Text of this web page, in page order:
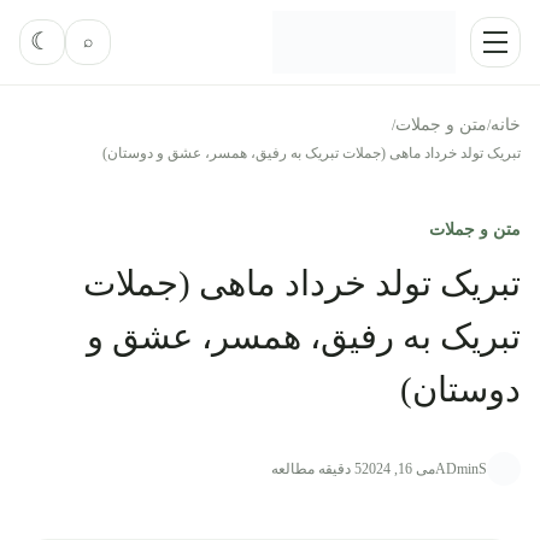
پرش به محتوا
منو
⌕
☾
خانه/متن و جملات/
تبریک تولد خرداد ماهی (جملات تبریک به رفیق، همسر، عشق و دوستان)
متن و جملات
تبریک تولد خرداد ماهی (جملات
تبریک به رفیق، همسر، عشق و
دوستان)
ADminSمی 16, 2024 5 دقیقه مطالعه